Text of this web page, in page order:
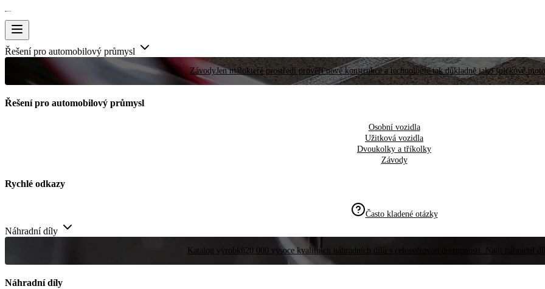
Řešení pro automobilový průmysl
ZávodyJen málokteré prostředí prověří nové konstrukce a technologie tak důkladně jako špičkové
Řešení pro automobilový průmysl
Osobní vozidla
Užitková vozidla
Dvoukolky a tříkolky
Závody
Rychlé odkazy
Často kladené otázky
Náhradní díly
Katalog výrobků20 000 vysoce kvalitních náhradních dílů s celosvětovou dostupností. Najít náhradní
Náhradní díly